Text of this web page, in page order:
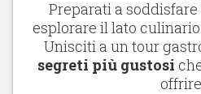
Preparati a
esplorare il lato
Unisciti a un tour
segreti più gustosi
offrire.